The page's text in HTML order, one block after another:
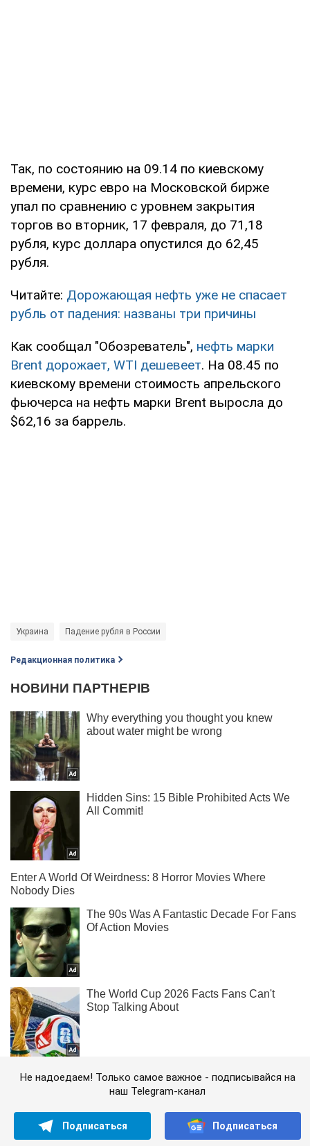
Так, по состоянию на 09.14 по киевскому
времени, курс евро на Московской бирже
упал по сравнению с уровнем закрытия
торгов во вторник, 17 февраля, до 71,18
рубля, курс доллара опустился до 62,45
рубля.
Читайте: Дорожающая нефть уже не спасает
рубль от падения: названы три причины
Как сообщал "Обозреватель", нефть марки
Brent дорожает, WTI дешевеет. На 08.45 по
киевскому времени стоимость апрельского
фьючерса на нефть марки Brent выросла до
$62,16 за баррель.
Украина Падение рубля в России
Редакционная политика
Не надоедаем! Только самое важное - подписывайся на
наш Telegram-канал
Подписаться Подписаться